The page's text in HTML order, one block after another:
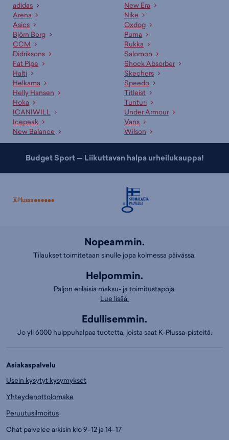
adidas
Arena
Asics
Björn Borg
CCM
Didriksons
Fat Pipe
Halti
Helkama
Helly Hansen
Hoka
ICANIWILL
Icepeak
New Balance
New Era
Nike
Oxdog
Puma
Rukka
Salomon
Shock Absorber
Skechers
Speedo
Titleist
Tunturi
Under Armour
Vans
Wilson
Budget Sport — Liikuttavan halpa urheilukauppa!
Nopeammin.
Tilaukset toimitetaan sinulle jopa kolmessa päivässä.
Helpommin.
Paljon erilaisia maksu- ja toimitustapoja.
Lue lisää.
Edullisemmin.
Jo yli 6000 huippuhalpaa tuotetta, joista saat K-Plussa-pisteitä.
Asiakaspalvelu
Usein kysytyt kysymykset
Yhteydenottolomake
Peruutusilmoitus
Chat palvelee arkisin klo 9–12 ja 14–17